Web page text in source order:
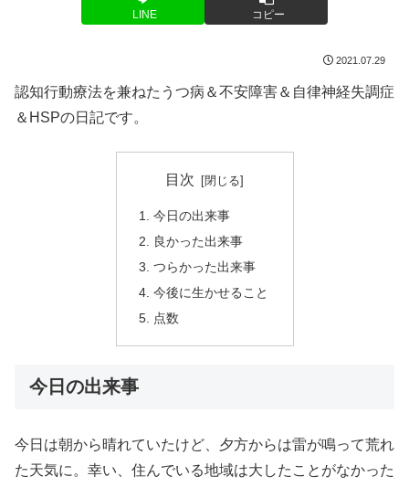
LINE コピー
2021.07.29
認知行動療法を兼ねたうつ病＆不安障害＆自律神経失調症
＆HSPの日記です。
目次
今日の出来事
良かった出来事
つらかった出来事
今後に生かせること
点数
今日の出来事
今日は朝から晴れていたけど、夕方からは雷が鳴って荒れ
た天気に。幸い、住んでいる地域は大したことがなかった